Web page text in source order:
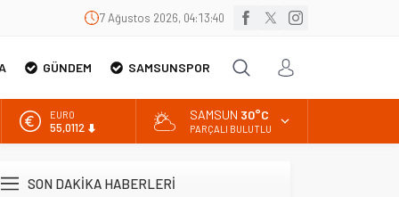
7 Ağustos 2026, 04:13:41
GÜNDEM SAMSUNSPOR
EURO
55,0112
SAMSUN 30°C
PARÇALI BULUTLU
SON DAKİKA HABERLERİ